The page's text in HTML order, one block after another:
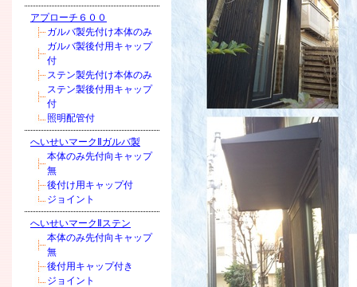
アプローチ６００
ガルバ製先付け本体のみ
ガルバ製後付用キャップ
付
ステン製先付け本体のみ
ステン製後付用キャップ
付
照明配管付
へいせいマークⅡガルバ製
本体のみ先付向キャップ
無
後付け用キャップ付
ジョイント
へいせいマークⅡステン
本体のみ先付向キャップ
無
後付用キャップ付き
ジョイント